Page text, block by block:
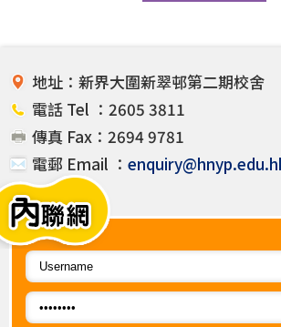
地址：新界大圍新翠邨第二期校舍
電話 Tel ：2605 3811
傳真 Fax：2694 9781
電郵 Email ：